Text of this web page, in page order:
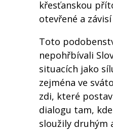
křesťanskou
otevřené a
Toto
nepohřbívali
situacích jako
zejména ve
zdi, které
dialogu tam,
sloužily druhým